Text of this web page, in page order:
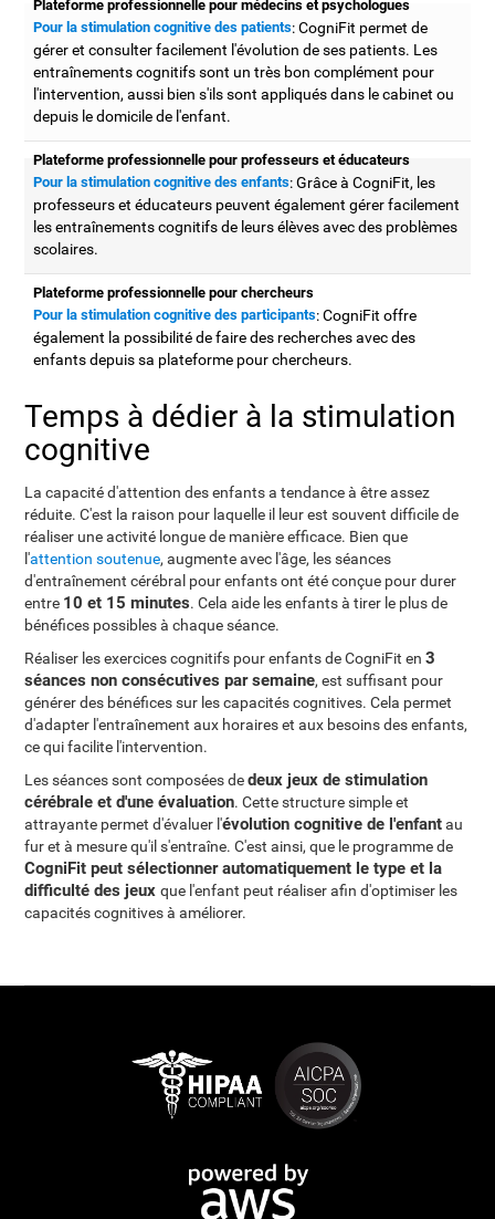
Plateforme professionnelle pour médecins et psychologues
Pour la stimulation cognitive des patients: CogniFit permet de
gérer et consulter facilement l'évolution de ses patients. Les
entraînements cognitifs sont un très bon complément pour
l'intervention, aussi bien s'ils sont appliqués dans le cabinet ou
depuis le domicile de l'enfant.
Plateforme professionnelle pour professeurs et éducateurs
Pour la stimulation cognitive des enfants: Grâce à CogniFit, les
professeurs et éducateurs peuvent également gérer facilement
les entraînements cognitifs de leurs élèves avec des problèmes
scolaires.
Plateforme professionnelle pour chercheurs
Pour la stimulation cognitive des participants: CogniFit offre
également la possibilité de faire des recherches avec des
enfants depuis sa plateforme pour chercheurs.
Temps à dédier à la stimulation
cognitive
La capacité d'attention des enfants a tendance à être assez
réduite. C'est la raison pour laquelle il leur est souvent difficile de
réaliser une activité longue de manière efficace. Bien que
l'attention soutenue, augmente avec l'âge, les séances
d'entraînement cérébral pour enfants ont été conçue pour durer
entre 10 et 15 minutes. Cela aide les enfants à tirer le plus de
bénéfices possibles à chaque séance.
Réaliser les exercices cognitifs pour enfants de CogniFit en3
séances non consécutives par semaine, est suffisant pour
générer des bénéfices sur les capacités cognitives. Cela permet
d'adapter l'entraînement aux horaires et aux besoins des enfants,
ce qui facilite l'intervention.
Les séances sont composées dedeux jeux de stimulation
cérébrale et d'une évaluation. Cette structure simple et
attrayante permet d'évaluer l'évolution cognitive de l'enfantau
fur et à mesure qu'il s'entraîne. C'est ainsi, que le programme de
CogniFit peut sélectionner automatiquement le type et la
difficulté des jeuxque l'enfant peut réaliser afin d'optimiser les
capacités cognitives à améliorer.